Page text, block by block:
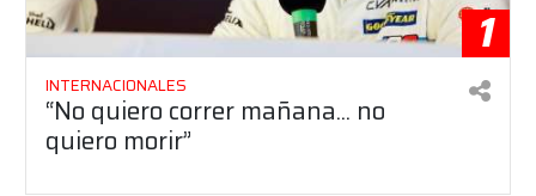
1
INTERNACIONALES
“No quiero correr mañana... no
quiero morir”